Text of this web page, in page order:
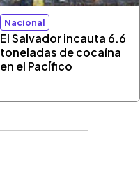
Nacional
El Salvador incauta 6.6
toneladas de cocaína
en el Pacífico